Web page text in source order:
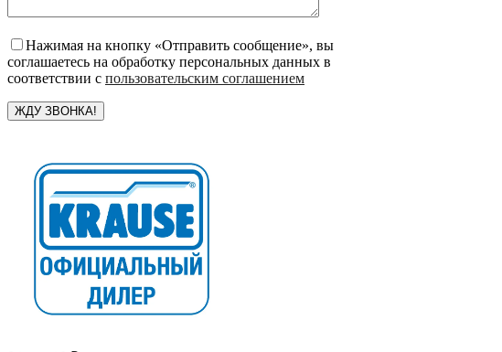
Нажимая на кнопку «Отправить сообщение», вы
соглашаетесь на обработку персональных данных в
соответствии с пользовательским соглашением